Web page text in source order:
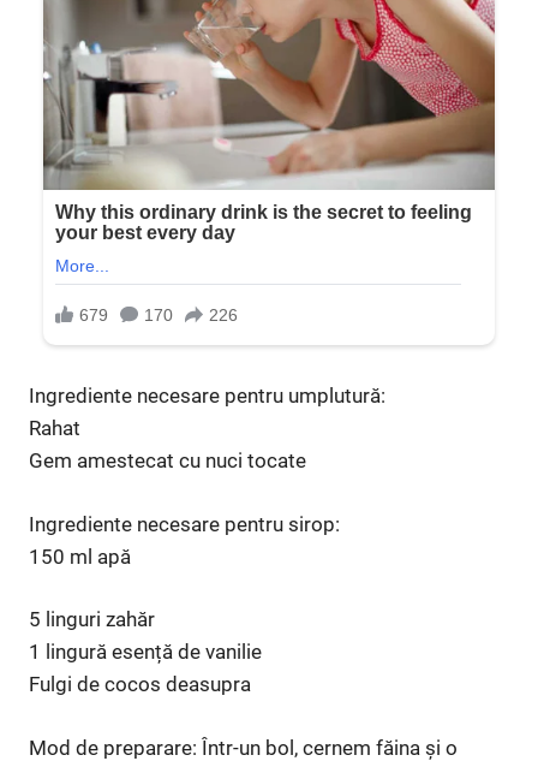
Ingrediente necesare pentru umplutură:
Rahat
Gem amestecat cu nuci tocate
Ingrediente necesare pentru sirop:
150 ml apă
5 linguri zahăr
1 lingură esență de vanilie
Fulgi de cocos deasupra
Mod de preparare: Într-un bol, cernem făina și o